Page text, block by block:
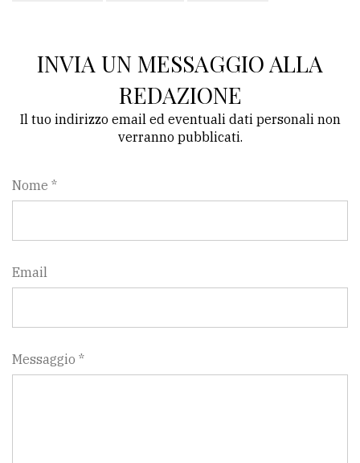
INVIA UN MESSAGGIO ALLA
REDAZIONE
Il tuo indirizzo email ed eventuali dati personali non
verranno pubblicati.
Nome *
Email
Messaggio *